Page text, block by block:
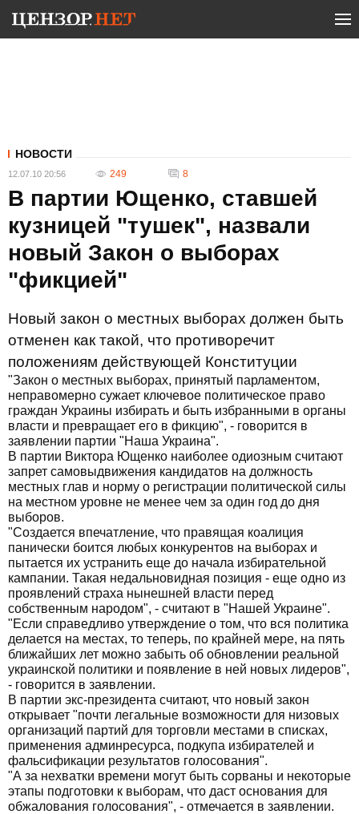
НОВОСТИ
12.07.10 20:56 249 8
В партии Ющенко, ставшей
кузницей "тушек", назвали
новый Закон о выборах
"фикцией"
Новый закон о местных выборах должен быть
отменен как такой, что противоречит
положениям действующей Конституции
"Закон о местных выборах, принятый парламентом,
неправомерно сужает ключевое политическое право
граждан Украины избирать и быть избранными в органы
власти и превращает его в фикцию", - говорится в
заявлении партии "Наша Украина".
В партии Виктора Ющенко наиболее одиозным считают
запрет самовыдвижения кандидатов на должность
местных глав и норму о регистрации политической силы
на местном уровне не менее чем за один год до дня
выборов.
"Создается впечатление, что правящая коалиция
панически боится любых конкурентов на выборах и
пытается их устранить еще до начала избирательной
кампании. Такая недальновидная позиция - еще одно из
проявлений страха нынешней власти перед
собственным народом", - считают в "Нашей Украине".
"Если справедливо утверждение о том, что вся политика
делается на местах, то теперь, по крайней мере, на пять
ближайших лет можно забыть об обновлении реальной
украинской политики и появление в ней новых лидеров",
- говорится в заявлении.
В партии экс-президента считают, что новый закон
открывает "почти легальные возможности для низовых
организаций партий для торговли местами в списках,
применения админресурса, подкупа избирателей и
фальсификации результатов голосования".
"А за нехватки времени могут быть сорваны и некоторые
этапы подготовки к выборам, что даст основания для
обжалования голосования", - отмечается в заявлении.